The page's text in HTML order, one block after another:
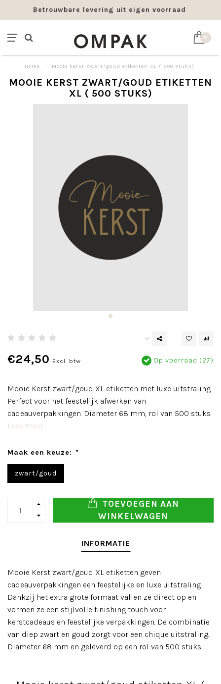
Betrouwbare levering uit eigen voorraad
0
Home Mooie kerst zwart/goud etiketten XL ( 500 stuks)
MOOIE KERST ZWART/GOUD ETIKETTEN
XL ( 500 STUKS)
€24,50 Excl. btw Op voorraad (27)
Mooie Kerst zwart/goud XL etiketten met luxe uitstraling.
Perfect voor het feestelijk afwerken van
cadeauverpakkingen. Diameter 68 mm, rol van 500 stuks.
Lees meer..
Maak een keuze: *
zwart/goud
TOEVOEGEN AAN
WINKELWAGEN
INFORMATIE
Mooie Kerst zwart/goud XL etiketten geven
cadeauverpakkingen een feestelijke en luxe uitstraling.
Dankzij het extra grote formaat vallen ze direct op en
vormen ze een stijlvolle finishing touch voor
kerstcadeaus en feestelijke verpakkingen. De combinatie
van diep zwart en goud zorgt voor een chique uitstraling.
Diameter 68 mm en geleverd op een rol van 500 stuks.